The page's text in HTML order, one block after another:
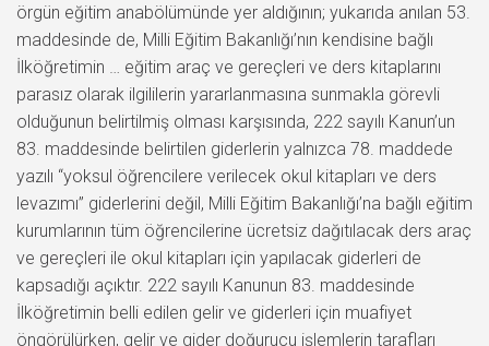
örgün eğitim anabölümünde yer aldığının; yukarıda anılan 53.
maddesinde de, Milli Eğitim Bakanlığı’nın kendisine bağlı
İlköğretimin … eğitim araç ve gereçleri ve ders kitaplarını
parasız olarak ilgililerin yararlanmasına sunmakla görevli
olduğunun belirtilmiş olması karşısında, 222 sayılı Kanun’un
83. maddesinde belirtilen giderlerin yalnızca 78. maddede
yazılı “yoksul öğrencilere verilecek okul kitapları ve ders
levazımı” giderlerini değil, Milli Eğitim Bakanlığı’na bağlı eğitim
kurumlarının tüm öğrencilerine ücretsiz dağıtılacak ders araç
ve gereçleri ile okul kitapları için yapılacak giderleri de
kapsadığı açıktır. 222 sayılı Kanunun 83. maddesinde
İlköğretimin belli edilen gelir ve giderleri için muafiyet
öngörülürken, gelir ve gider doğurucu işlemlerin tarafları